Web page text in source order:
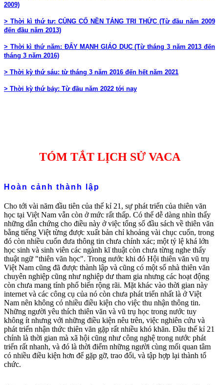
2009)
> Thời kì thứ tư: CỦNG CỐ NỀN TẢNG TRI THỨC (Từ đầu năm 2009
đến đầu năm 2013)
> Thời kì thứ năm: ĐẨY MẠNH GIÁO DỤC (Từ tháng 3 năm 2013 đến
tháng 3 năm 2016)
> Thời kỳ thứ sáu: từ tháng 3 năm 2016 đến hết năm 2021
> Thời kỳ thứ bảy: Từ đầu năm 2022 tới nay
TÓM TẮT LỊCH SỬ VACA
Hoàn cảnh thành lập
Cho tới vài năm đầu tiên của thế kỉ 21, sự phát triển của thiên văn
học tại Việt Nam vẫn còn ở mức rất thấp. Có thể dễ dàng nhìn thấy
những dẫn chứng cho điều này ở việc tổng số đầu sách về thiên văn
bằng tiếng Việt từng được xuất bản chỉ khoảng vài chục cuốn, trong
đó còn nhiều cuốn đưa thông tin chưa chính xác; một tỷ lệ khá lớn
học sinh và sinh viên các ngành kĩ thuật còn chưa từng nghe thấy
thuật ngữ "thiên văn học". Trong nước khi đó Hội thiên văn vũ trụ
Việt Nam cũng đã được thành lập và cũng có một số nhà thiên văn
chuyên nghiệp cũng như nghiệp dư tham gia nhưng các hoạt động
còn chưa mang tính phổ biến rộng rãi. Mặt khác vào thời gian này
internet và các công cụ của nó còn chưa phát triển nhất là ở Việt
Nam nên không có nhiều điều kiện cho việc thu nhận thông tin.
Những người yêu thích thiên văn và vũ trụ học trong nước tuy
không ít nhưng với những điều kiện nêu trên, việc nghiên cứu và
phát triển nhận thức thiên văn gặp rất nhiều khó khăn. Đầu thế kỉ 21
chính là thời gian mà xã hội cũng như công nghệ trong nước phát
triển rất nhanh, và đó là thời điểm những người cùng mối quan tâm
có nhiều điều kiện hơn để gặp gỡ, trao đổi, và tập hợp lại thành tổ
chức.